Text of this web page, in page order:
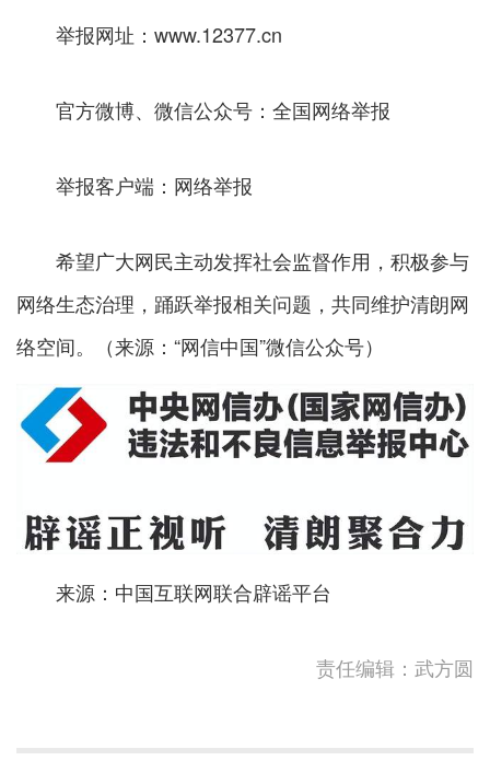
举报网址：www.12377.cn
官方微博、微信公众号：全国网络举报
举报客户端：网络举报
希望广大网民主动发挥社会监督作用，积极参与
网络生态治理，踊跃举报相关问题，共同维护清朗网
络空间。（来源：“网信中国”微信公众号）
来源：中国互联网联合辟谣平台
责任编辑：武方圆